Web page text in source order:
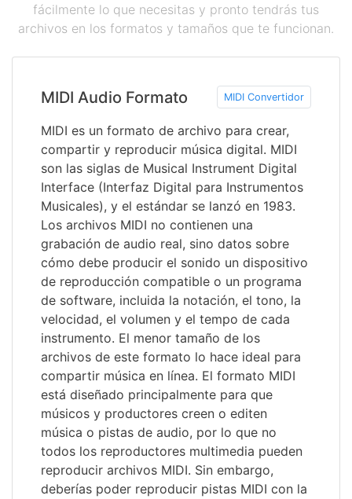
fácilmente lo que necesitas y pronto tendrás tus
archivos en los formatos y tamaños que te funcionan.
MIDI Audio Formato MIDI Convertidor
MIDI es un formato de archivo para crear,
compartir y reproducir música digital. MIDI
son las siglas de Musical Instrument Digital
Interface (Interfaz Digital para Instrumentos
Musicales), y el estándar se lanzó en 1983.
Los archivos MIDI no contienen una
grabación de audio real, sino datos sobre
cómo debe producir el sonido un dispositivo
de reproducción compatible o un programa
de software, incluida la notación, el tono, la
velocidad, el volumen y el tempo de cada
instrumento. El menor tamaño de los
archivos de este formato lo hace ideal para
compartir música en línea. El formato MIDI
está diseñado principalmente para que
músicos y productores creen o editen
música o pistas de audio, por lo que no
todos los reproductores multimedia pueden
reproducir archivos MIDI. Sin embargo,
deberías poder reproducir pistas MIDI con la